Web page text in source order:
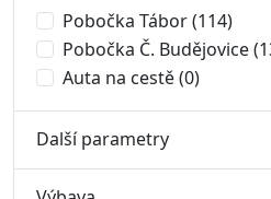
Pobočka Tábor(114)
Pobočka Č. Budějovice
Auta na cestě(0)
Další parametry